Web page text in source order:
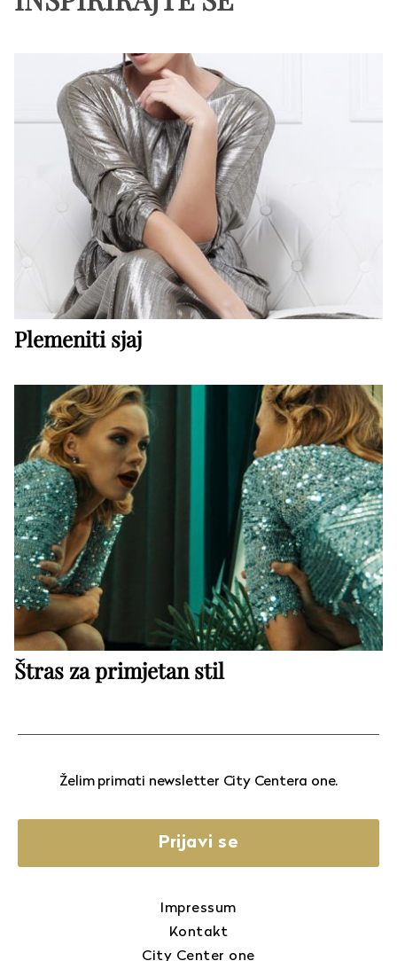
Plemeniti sjaj
Štras za primjetan stil
Želim primati newsletter City Centera one.
Prijavi se
Impressum
Kontakt
City Center one